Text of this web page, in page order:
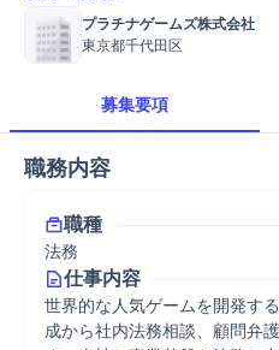
プラチナゲームズ株式会社
東京都千代田区
募集要項
職務内容
職種
法務
仕事内容
世界的な人気ゲームを開発す
成から社内法務相談、顧問弁